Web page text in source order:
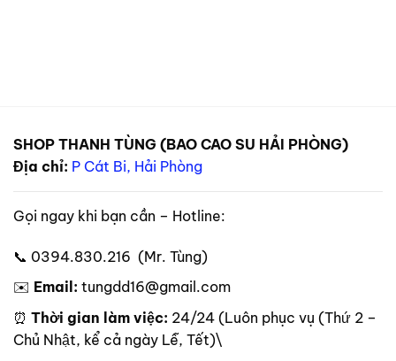
SHOP THANH TÙNG (BAO CAO SU HẢI PHÒNG)
Địa chỉ: P Cát Bi, Hải Phòng
Gọi ngay khi bạn cần – Hotline:
📞 0394.830.216 (Mr. Tùng)
✉️ Email: tungdd16@gmail.com
⏰ Thời gian làm việc: 24/24 (Luôn phục vụ (Thứ 2 –
Chủ Nhật, kể cả ngày Lễ, Tết)\